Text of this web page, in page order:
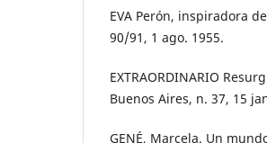
EVA Perón, inspiradora
90/91, 1 ago. 1955.
EXTRAORDINARIO
Buenos Aires, n. 37, 15
GENÉ, Marcela. Un